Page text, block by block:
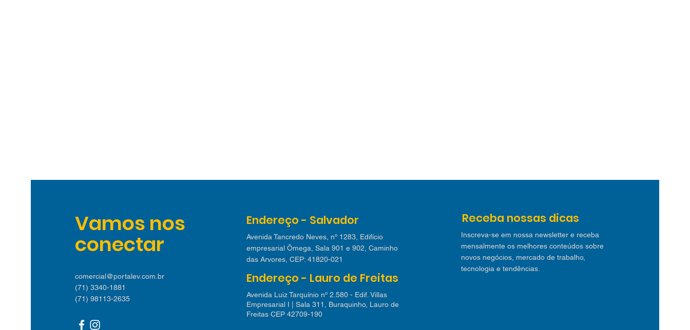
Vamos nos
conectar
comercial@portalev.com.br
(71) 3340-1881
(71) 98113-2635
Endereço - Salvador
Avenida Tancredo Neves, nº 1283, Edifício
empresarial Ômega, Sala 901 e 902, Caminho
das Arvores, CEP: 41820-021
Endereço - Lauro de Freitas
Avenida Luiz Tarquínio nº 2.580 - Edif. Villas
Empresarial I | Sala 311, Buraquinho, Lauro de
Freitas CEP 42709-190​
Receba nossas dicas
Inscreva-se em nossa newsletter e receba
mensalmente os melhores conteúdos sobre
novos negócios, mercado de trabalho,
tecnologia e tendências.